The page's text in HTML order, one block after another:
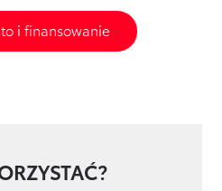
i finansowanie